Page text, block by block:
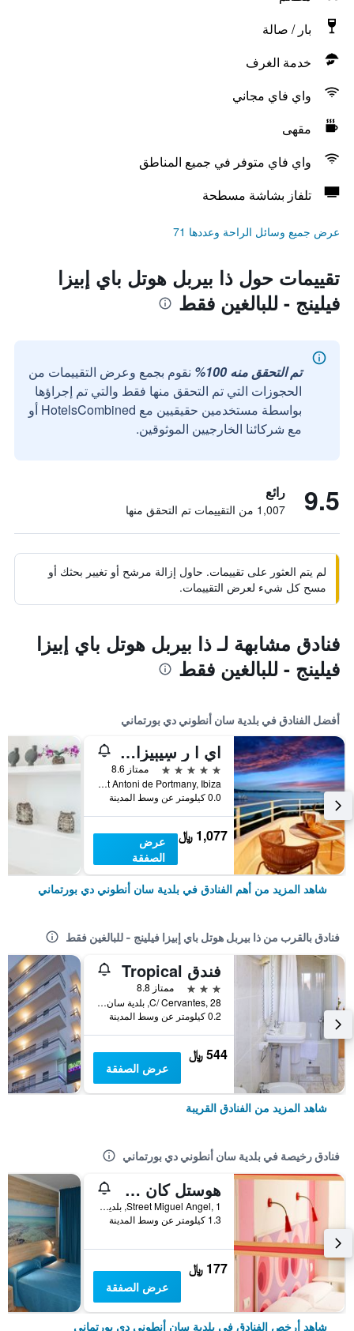
بار / صالة
خدمة الغرف
واي فاي مجاني
مقهى
واي فاي متوفر في جميع المناطق
تلفاز بشاشة مسطحة
عرض جميع وسائل الراحة وعددها 71
تقييمات حول ذا بيربل هوتل باي إبيزا
فيلينج - للبالغين فقط
تم التحقق منه 100%
نقوم بجمع وعرض التقييمات من
الحجوزات التي تم التحقق منها فقط والتي تم إجراؤها
بواسطة مستخدمين حقيقيين مع HotelsCombined أو
مع شركائنا الخارجيين الموثوقين.
9.5 رائع
1,007 من التقييمات تم التحقق منها
لم يتم العثور على تقييمات. حاول إزالة مرشح أو تغيير بحثك أو
مسح كل شيء لعرض التقييمات.
فنادق مشابهة لـ ذا بيربل هوتل باي إبيزا
فيلينج - للبالغين فقط
أفضل الفنادق في بلدية سان أنطوني دي بورتماني
اي ا ر سٕيبٕيزا هوتل - ٔلبالغس ٔنلي +16
5 نجوم
ممتاز 8.6
Carretera Cala Gracio (Cami Del Portixol 1) Sant Antoni de Portmany, Ibiza, بلدية سان أنطوني دي بورتماني, إيبيزا, أسبانيا
0.0 كيلومتر عن وسط المدينة
1,077 ﷼
عرض
الصفقة
شاهد المزيد من أهم الفنادق في بلدية سان أنطوني دي بورتماني
فنادق بالقرب من ذا بيربل هوتل باي إبيزا فيلينج - للبالغين فقط
فندق Tropical
3 نجوم
ممتاز 8.8
C/ Cervantes, 28, بلدية سان أنطوني دي بورتماني, إيبيزا, أسبانيا
0.2 كيلومتر عن وسط المدينة
544 ﷼
عرض الصفقة
شاهد المزيد من الفنادق القريبة
فنادق رخيصة في بلدية سان أنطوني دي بورتماني
هوستل كان جورات
Street Miguel Angel, 1, بلدية سان أنطوني دي بورتماني, إيبيزا, أسبانيا
1.3 كيلومتر عن وسط المدينة
177 ﷼
عرض الصفقة
شاهد أرخص الفنادق في بلدية سان أنطوني دي بورتماني